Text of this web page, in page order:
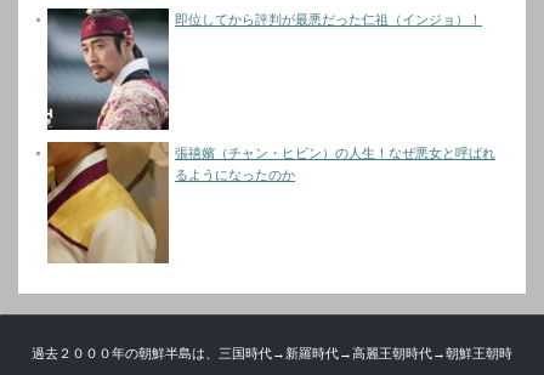
即位してから評判が最悪だった仁祖（インジョ）！
張禧嬪（チャン・ヒビン）の人生！なぜ悪女と呼ばれ
るようになったのか
過去２０００年の朝鮮半島は、三国時代→新羅時代→高麗王朝時代→朝鮮王朝時